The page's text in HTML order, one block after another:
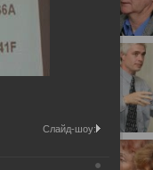
Слайд-шоу: